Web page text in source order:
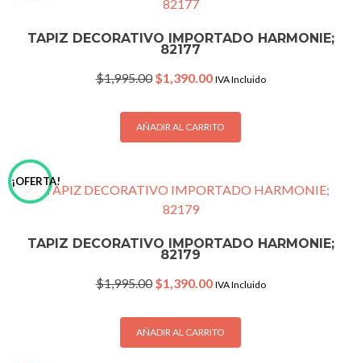
TAPIZ DECORATIVO IMPORTADO HARMONIE;
82177
$1,995.00 Original
was:
$1,995.00.
$1,390.00Current
is:
$1,390.00.
IVA Incluido
AÑADIR AL CARRITO
¡OFERTA!
TAPIZ DECORATIVO IMPORTADO HARMONIE;
82179
$1,995.00 Original
was:
$1,995.00.
$1,390.00Current
is:
$1,390.00.
IVA Incluido
AÑADIR AL CARRITO